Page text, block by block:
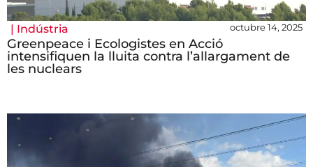
| Indústria octubre 14, 2025
Greenpeace i Ecologistes en Acció
intensifiquen la lluita contra l’allargament de
les nuclears